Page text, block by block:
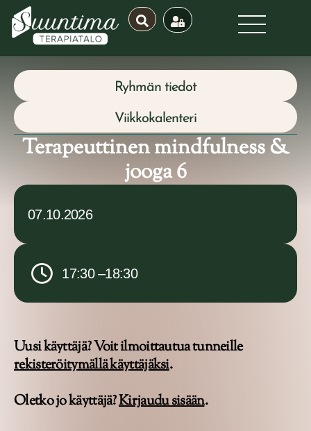
Ryhmän tiedot
Viikkokalenteri
Terapeuttinen mindfulness &
jooga 6
07.10.2026
17:30 –18:30
Uusi käyttäjä? Voit ilmoittautua tunneille
rekisteröitymällä käyttäjäksi.
Oletko jo käyttäjä?Kirjaudu sisään.